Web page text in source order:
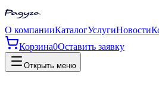
О компанииКаталогУслугиНовости
Корзина0Оставить заявку
Открыть меню